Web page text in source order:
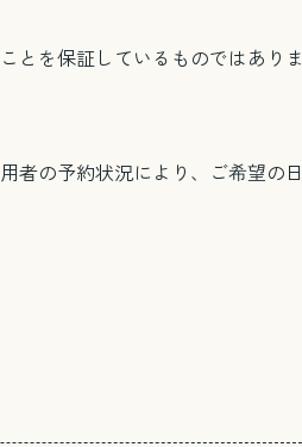
とを保証しているものではありま
者の予約状況により、ご希望の日